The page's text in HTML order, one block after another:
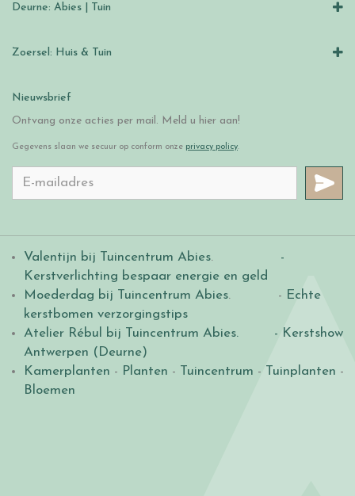
Deurne: Abies | Tuin
Zoersel: Huis & Tuin
Nieuwsbrief
Ontvang onze acties per mail. Meld u hier aan!
Gegevens slaan we secuur op conform onze privacy policy.
Valentijn bij Tuincentrum Abies.
-
Kerstverlichting bespaar energie en geld
Moederdag bij Tuincentrum Abies. - Echte
kerstbomen verzorgingstips
Atelier Rébul bij Tuincentrum Abies.
- Kerstshow
Antwerpen (Deurne)
Kamerplanten - Planten - Tuincentrum - Tuinplanten -
Bloemen